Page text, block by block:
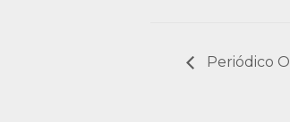
Periódico